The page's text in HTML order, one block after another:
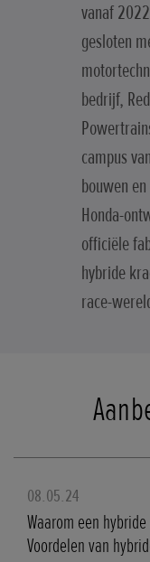
vanaf
gesloten
bedrijf,
campus
bouwen
Honda-
officiële
hybride
race-
08.05.24
Waarom een
Voordelen van